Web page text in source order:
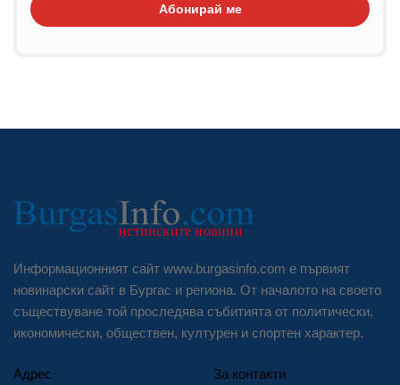
Абонирай ме
Информационният сайт www.burgasinfo.com е първият
новинарски сайт в Бургас и региона. От началото на своето
съществуване той проследява събитията от политически,
икономически, обществен, културен и спортен характер.
Адрес
За контакти